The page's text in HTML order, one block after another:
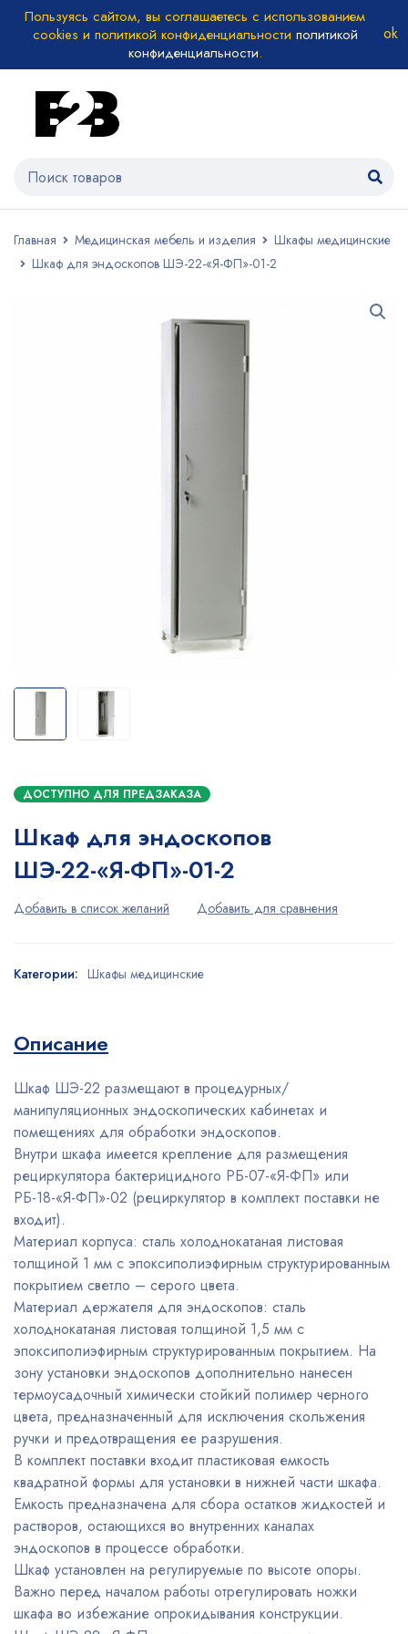
Пользуясь сайтом, вы соглашаетесь с использованием
cookies и политикой конфиденциальности политикой
конфиденциальности.
Главная Медицинская мебель и изделия
Шкафы медицинские
Шкаф для эндоскопов ШЭ-22-«Я-ФП»-01-2
ДОСТУПНО ДЛЯ ПРЕДЗАКАЗА
Шкаф для эндоскопов
ШЭ-22-«Я-ФП»-01-2
Категории: Шкафы медицинские
Описание
Шкаф ШЭ-22 размещают в процедурных/
манипуляционных эндоскопических кабинетах и
помещениях для обработки эндоскопов.
Внутри шкафа имеется крепление для размещения
рециркулятора бактерицидного РБ-07-«Я-ФП» или
РБ-18-«Я-ФП»-02 (рециркулятор в комплект поставки не
входит).
Материал корпуса: сталь холоднокатаная листовая
толщиной 1 мм с эпоксиполиэфирным структурированным
покрытием светло – серого цвета.
Материал держателя для эндоскопов: сталь
холоднокатаная листовая толщиной 1,5 мм с
эпоксиполиэфирным структурированным покрытием. На
зону установки эндоскопов дополнительно нанесен
термоусадочный химически стойкий полимер черного
цвета, предназначенный для исключения скольжения
ручки и предотвращения ее разрушения.
В комплект поставки входит пластиковая емкость
квадратной формы для установки в нижней части шкафа.
Емкость предназначена для сбора остатков жидкостей и
растворов, остающихся во внутренних каналах
эндоскопов в процессе обработки.
Шкаф установлен на регулируемые по высоте опоры.
Важно перед началом работы отрегулировать ножки
шкафа во избежание опрокидывания конструкции.